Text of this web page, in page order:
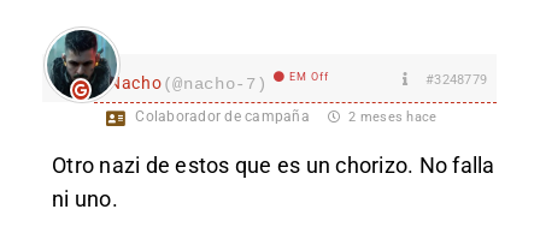
Nacho(@nacho-7) EM Off #3248779
Colaborador de campaña 2 meses hace
Otro nazi de estos que es un chorizo. No falla
ni uno.